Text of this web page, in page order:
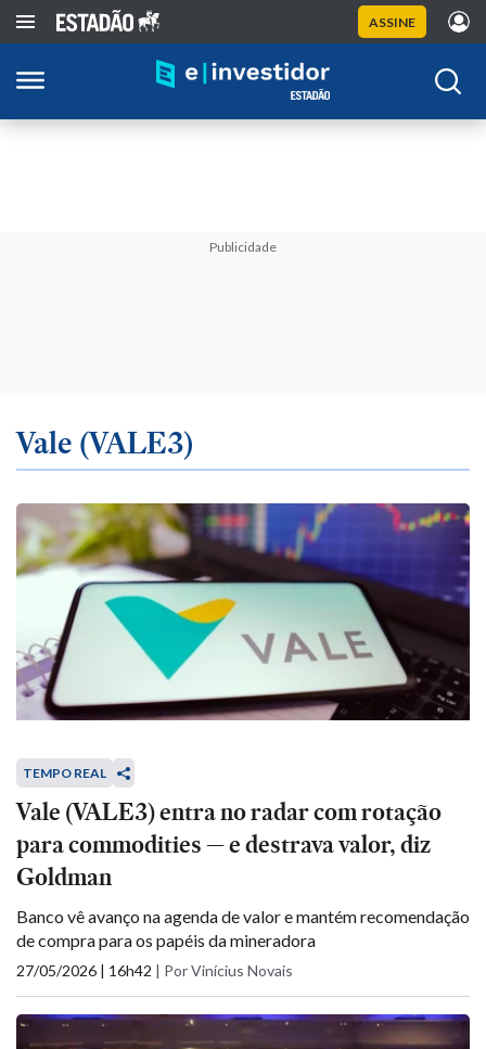
ASSINE
Publicidade
Vale (VALE3)
TEMPO REAL
Vale (VALE3) entra no radar com rotação
para commodities — e destrava valor, diz
Goldman
Banco vê avanço na agenda de valor e mantém recomendação
de compra para os papéis da mineradora
27/05/2026 | 16h42 | Por Vinícius Novais